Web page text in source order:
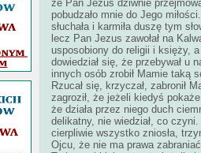
że Pan Jezus dziwnie
pobudzało mnie do Jego
słuchała i karmiła duszę tym
lecz Pan Jezus zawołał na
usposobiony do religii i księży,
dowiedział się, że przebywał u
innych osób zrobił Mamie taką
Rzucał się, krzyczał, zabronił
zagroził, że jeżeli kiedyś
że działa przez niego duch
delikatny, nie wiedział, co
cierpliwie wszystko zniosła,
Ojcu, że nie ma prawa